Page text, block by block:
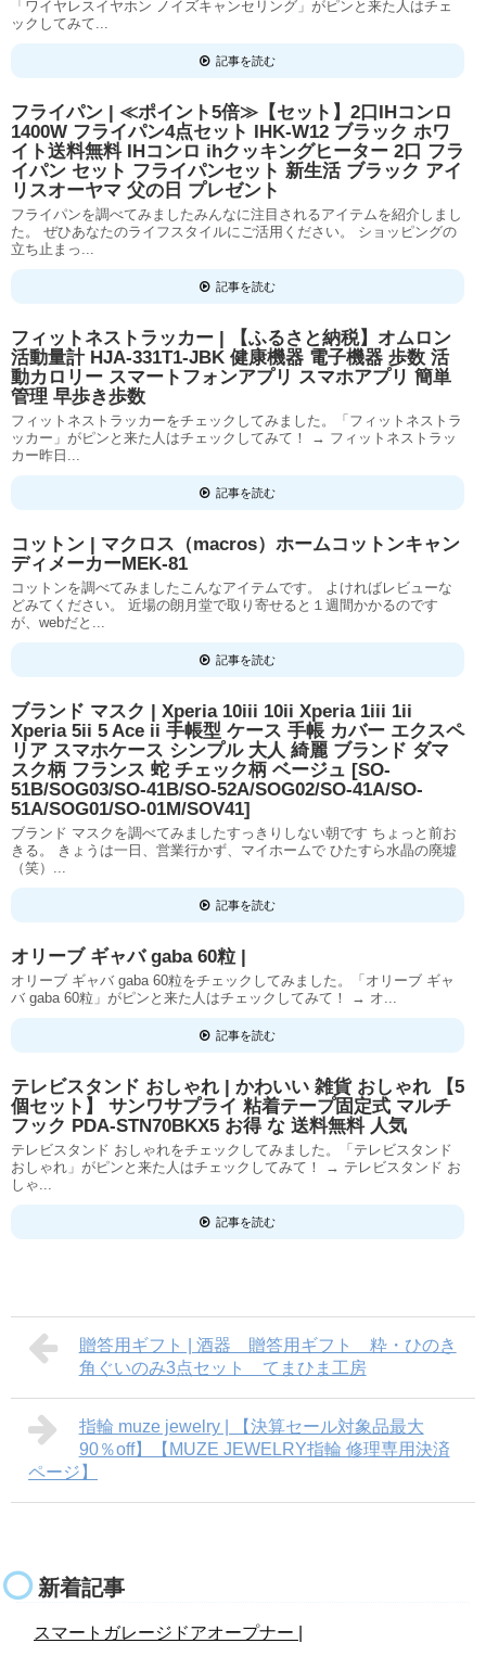
「ワイヤレスイヤホン ノイズキャンセリング」がピンと来た人はチェ
ックしてみて...
記事を読む
フライパン | ≪ポイント5倍≫【セット】2口IHコンロ
1400W フライパン4点セット IHK-W12 ブラック ホワ
イト送料無料 IHコンロ ihクッキングヒーター 2口 フラ
イパン セット フライパンセット 新生活 ブラック アイ
リスオーヤマ 父の日 プレゼント
フライパンを調べてみましたみんなに注目されるアイテムを紹介しまし
た。 ぜひあなたのライフスタイルにご活用ください。 ショッピングの
立ち止まっ...
記事を読む
フィットネストラッカー | 【ふるさと納税】オムロン
活動量計 HJA-331T1-JBK 健康機器 電子機器 歩数 活
動カロリー スマートフォンアプリ スマホアプリ 簡単
管理 早歩き歩数
フィットネストラッカーをチェックしてみました。「フィットネストラ
ッカー」がピンと来た人はチェックしてみて！ → フィットネストラッ
カー昨日...
記事を読む
コットン | マクロス（macros）ホームコットンキャン
ディメーカーMEK-81
コットンを調べてみましたこんなアイテムです。 よければレビューな
どみてください。 近場の朗月堂で取り寄せると１週間かかるのです
が、webだと...
記事を読む
ブランド マスク | Xperia 10iii 10ii Xperia 1iii 1ii
Xperia 5ii 5 Ace ii 手帳型 ケース 手帳 カバー エクスペ
リア スマホケース シンプル 大人 綺麗 ブランド ダマ
スク柄 フランス 蛇 チェック柄 ベージュ [SO-
51B/SOG03/SO-41B/SO-52A/SOG02/SO-41A/SO-
51A/SOG01/SO-01M/SOV41]
ブランド マスクを調べてみましたすっきりしない朝です ちょっと前お
きる。 きょうは一日、営業行かず、マイホームで ひたすら水晶の廃墟
（笑）...
記事を読む
オリーブ ギャバ gaba 60粒 |
オリーブ ギャバ gaba 60粒をチェックしてみました。「オリーブ ギャ
バ gaba 60粒」がピンと来た人はチェックしてみて！ → オ...
記事を読む
テレビスタンド おしゃれ | かわいい 雑貨 おしゃれ 【5
個セット】 サンワサプライ 粘着テープ固定式 マルチ
フック PDA-STN70BKX5 お得 な 送料無料 人気
テレビスタンド おしゃれをチェックしてみました。「テレビスタンド
おしゃれ」がピンと来た人はチェックしてみて！ → テレビスタンド お
しゃ...
記事を読む
贈答用ギフト | 酒器 贈答用ギフト 粋・ひのき
角ぐいのみ3点セット てまひま工房
指輪 muze jewelry | 【決算セール対象品最大
90％off】【MUZE JEWELRY指輪 修理専用決済
ページ】
新着記事
スマートガレージドアオープナー |